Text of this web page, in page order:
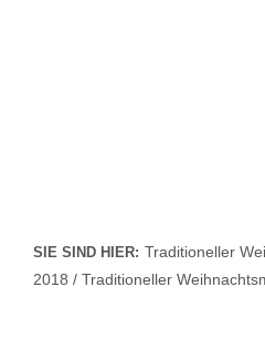
SIE SIND HIER: Traditioneller
2018 / Traditioneller